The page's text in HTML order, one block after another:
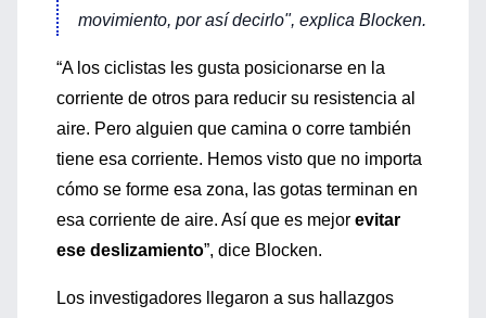
movimiento, por así decirlo", explica Blocken.
“A los ciclistas les gusta posicionarse en la
corriente de otros para reducir su resistencia al
aire. Pero alguien que camina o corre también
tiene esa corriente. Hemos visto que no importa
cómo se forme esa zona, las gotas terminan en
esa corriente de aire. Así que es mejor evitar
ese deslizamiento”, dice Blocken.
Los investigadores llegaron a sus hallazgos